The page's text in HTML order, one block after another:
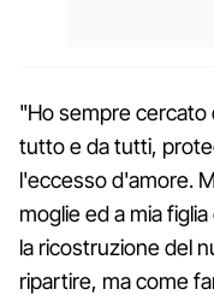
"Ho sempre cercato
tutto e da tutti,
l'eccesso d'amore.
moglie ed a mia
la ricostruzione del
ripartire, ma come